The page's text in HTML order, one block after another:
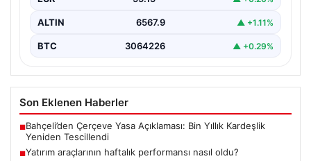
ALTIN 6567.9 ▲ +1.11%
BTC 3064226 ▲ +0.29%
Son Eklenen Haberler
■Bahçeli’den Çerçeve Yasa Açıklaması: Bin Yıllık Kardeşlik
Yeniden Tescillendi
■Yatırım araçlarının haftalık performansı nasıl oldu?